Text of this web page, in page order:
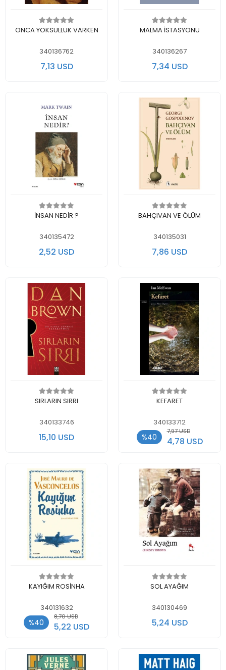
Add to cart
ONCA YOKSULLUK VARKEN
340136762
7,13 USD
Add to cart
MALMA İSTASYONU
340136267
7,34 USD
Add to cart
İNSAN NEDİR ?
340135472
2,52 USD
Add to cart
BAHÇIVAN VE ÖLÜM
340135031
7,86 USD
Add to cart
SIRLARIN SIRRI
340133746
15,10 USD
Add to cart
KEFARET
340133712
%40
7,97 USD
4,78 USD
Add to cart
KAYIĞIM ROSİNHA
340131632
%40
8,70 USD
5,22 USD
Add to cart
SOL AYAĞIM
340130469
5,24 USD